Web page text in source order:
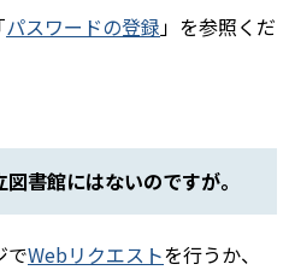
パスワードの登録」を参照くだ
書館にはないのですが。
でWebリクエストを行うか、